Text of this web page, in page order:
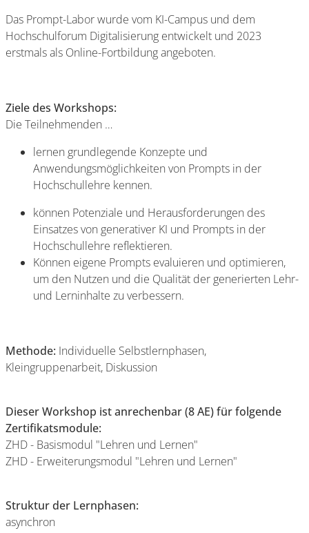
Das Prompt-Labor wurde vom KI-Campus und dem
Hochschulforum Digitalisierung entwickelt und 2023
erstmals als Online-Fortbildung angeboten.
Ziele des Workshops:
Die Teilnehmenden …
lernen grundlegende Konzepte und
Anwendungsmöglichkeiten von Prompts in der
Hochschullehre kennen.
können Potenziale und Herausforderungen des
Einsatzes von generativer KI und Prompts in der
Hochschullehre reflektieren.
Können eigene Prompts evaluieren und optimieren,
um den Nutzen und die Qualität der generierten Lehr-
und Lerninhalte zu verbessern.
Methode: Individuelle Selbstlernphasen,
Kleingruppenarbeit, Diskussion
Dieser Workshop ist anrechenbar (8 AE) für folgende
Zertifikatsmodule:
ZHD - Basismodul "Lehren und Lernen"
ZHD - Erweiterungsmodul "Lehren und Lernen"
Struktur der Lernphasen:
asynchron